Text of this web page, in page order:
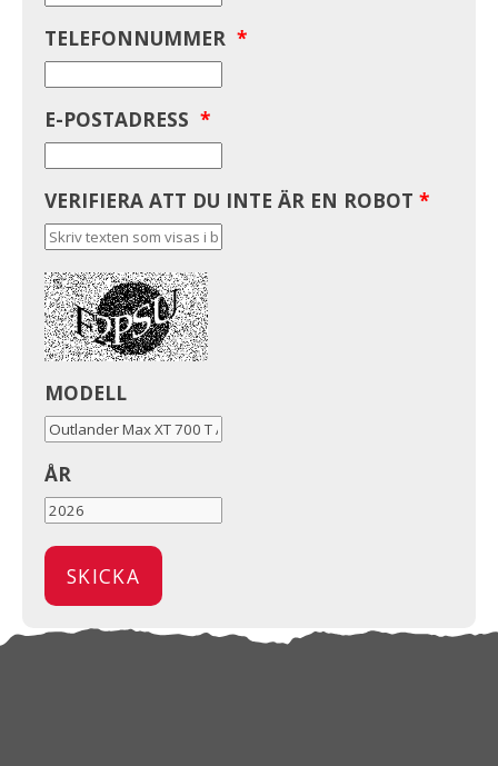
TELEFONNUMMER *
E-POSTADRESS *
VERIFIERA ATT DU INTE ÄR EN ROBOT *
MODELL
ÅR